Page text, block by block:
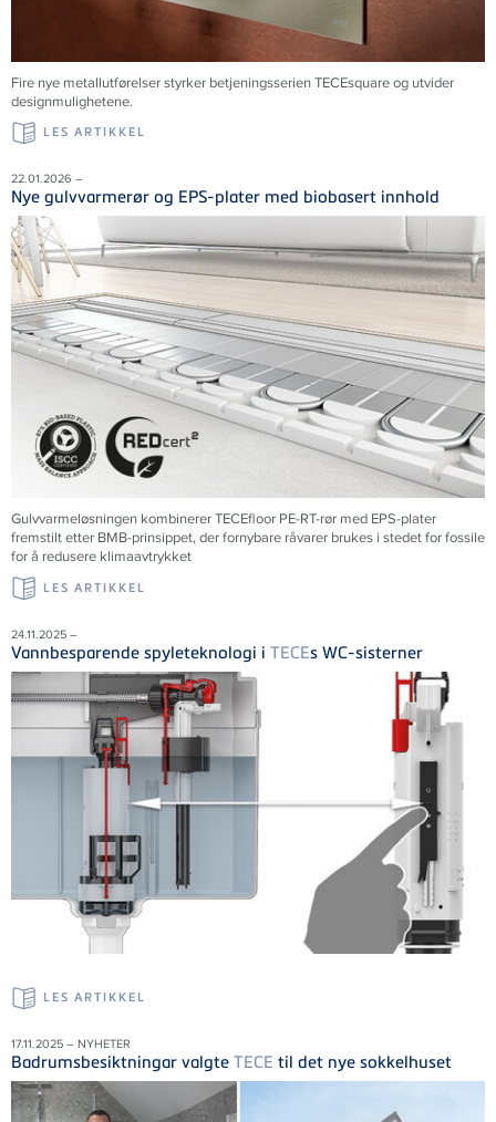
Fire nye metallutførelser styrker betjeningsserien TECEsquare og utvider
designmulighetene.
LES ARTIKKEL
22.01.2026 –
Nye gulvvarmerør og EPS-plater med biobasert innhold
Gulvvarmeløsningen kombinerer TECEfloor PE-RT-rør med EPS-plater
fremstilt etter BMB-prinsippet, der fornybare råvarer brukes i stedet for fossile
for å redusere klimaavtrykket
LES ARTIKKEL
24.11.2025 –
Vannbesparende spyleteknologi i TECEs WC-sisterner
LES ARTIKKEL
17.11.2025 – NYHETER
Badrumsbesiktningar valgte TECE til det nye sokkelhuset